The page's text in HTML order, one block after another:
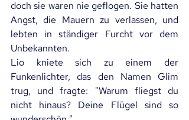
doch sie waren nie geflogen. Sie hatten
Angst, die Mauern zu verlassen, und
lebten in ständiger Furcht vor dem
Unbekannten.
Lio kniete sich zu einem der
Funkenlichter, das den Namen Glim
trug, und fragte: "Warum fliegst du
nicht hinaus? Deine Flügel sind so